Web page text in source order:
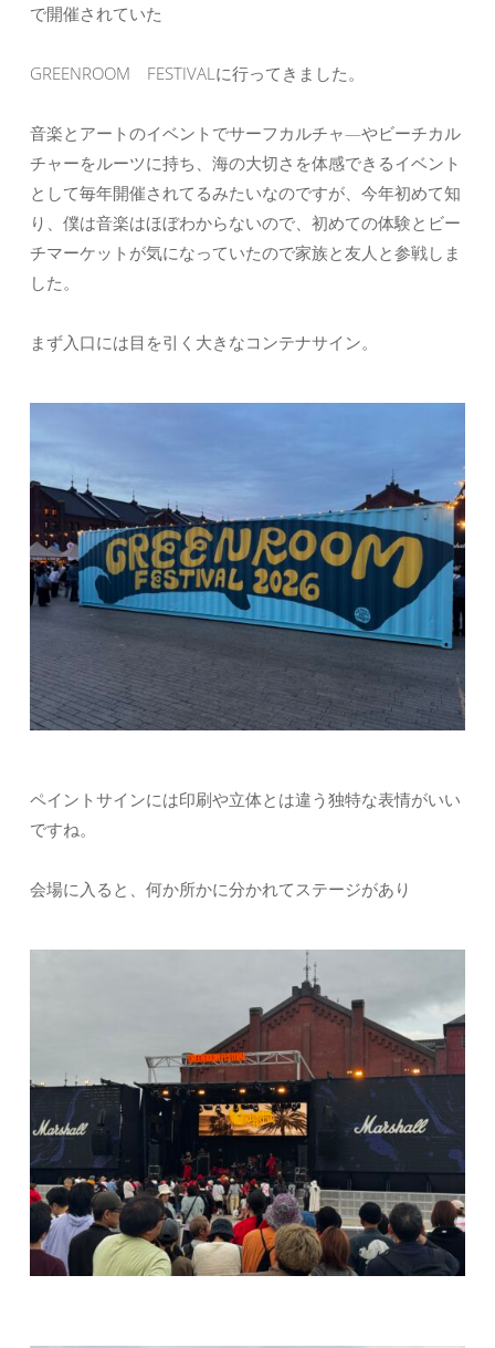
で開催されていた
GREENROOM FESTIVALに行ってきました。
音楽とアートのイベントでサーフカルチャ―やビーチカル
チャーをルーツに持ち、海の大切さを体感できるイベント
として毎年開催されてるみたいなのですが、今年初めて知
り、僕は音楽はほぼわからないので、初めての体験とビー
チマーケットが気になっていたので家族と友人と参戦しま
した。
まず入口には目を引く大きなコンテナサイン。
ペイントサインには印刷や立体とは違う独特な表情がいい
ですね。
会場に入ると、何か所かに分かれてステージがあり